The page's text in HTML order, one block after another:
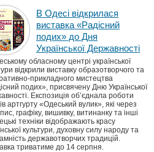
В Одесі відкрилася
виставка «Радісний
подих» до Дня
Української Державності
обласному центрі української
відкрили виставку образотворчого та
прикладного мистецтва
подих», присвячену Дню Української
Експозиція об’єднала роботи
артгурту «Одеський вулик», які через
графіку, вишивку, витинанку та інші
техніки відображають красу
культури, духовну силу народу та
державотворчих традицій.
триватиме до 14 серпня.